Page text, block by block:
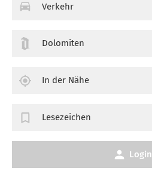
Verkehr
Dolomiten
In der Nähe
Lesezeichen
Login